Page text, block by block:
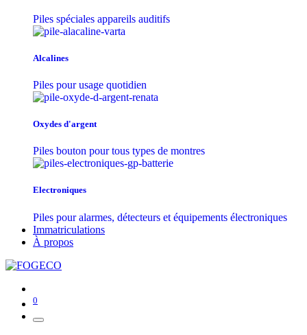
Piles spéciales appareils auditifs
Alcalines
Piles pour usage quotidien
Oxydes d'argent
Piles bouton pour tous types de montres
Electroniques
Piles pour alarmes, détecteurs et équipements électroniques
Immatriculations
À propos
0